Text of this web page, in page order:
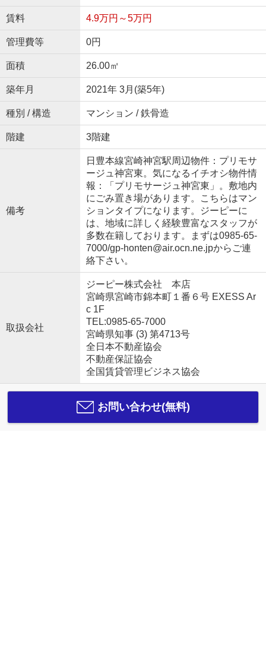
賃料 4.9万円～5万円
管理費等 0円
面積 26.00㎡
築年月 2021年 3月(築5年)
種別 / 構造 マンション / 鉄骨造
階建 3階建
備考
日豊本線宮崎神宮駅周辺物件：プリモサ
ージュ神宮東。気になるイチオシ物件情
報：「プリモサージュ神宮東」。敷地内
にごみ置き場があります。こちらはマン
ションタイプになります。ジーピーに
は、地域に詳しく経験豊富なスタッフが
多数在籍しております。まずは0985-65-
7000/gp-honten@air.ocn.ne.jpからご連
絡下さい。
取扱会社
ジーピー株式会社 本店
宮崎県宮崎市錦本町１番６号 EXESS Ar
c 1F
TEL:0985-65-7000
宮崎県知事 (3) 第4713号
全日本不動産協会
不動産保証協会
全国賃貸管理ビジネス協会
お問い合わせ(無料)